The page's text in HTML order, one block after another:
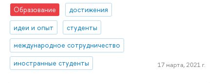
Образование
достижения
идеи и опыт
студенты
международное сотрудничество
иностранные студенты
17 марта, 2021 г.